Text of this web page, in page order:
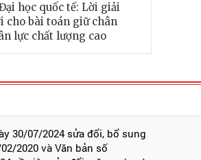
học quốc tế: Lời giải
cho bài toán giữ chân
lực chất lượng cao
30/07/2024 sửa đổi, bổ sung
2020 và Văn bản số